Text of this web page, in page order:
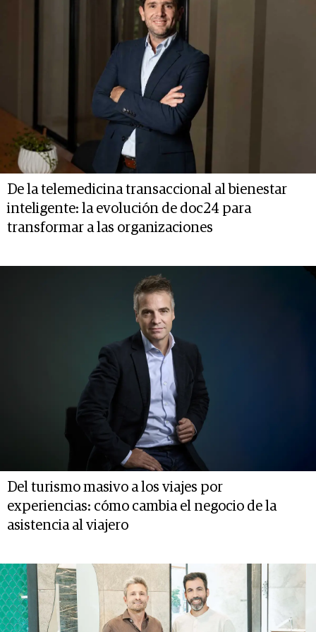
De la telemedicina transaccional al bienestar
inteligente: la evolución de doc24 para
transformar a las organizaciones
Del turismo masivo a los viajes por
experiencias: cómo cambia el negocio de la
asistencia al viajero